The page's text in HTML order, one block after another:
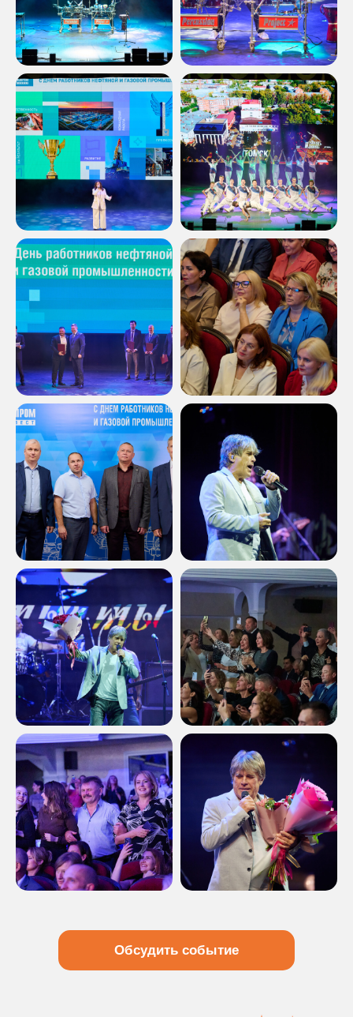
Обсудить событие
Сценарий, эмоции,
атмосфера — всё
продумано
Мы создаём события, которые
не просто проходят, а остаются
в памяти.
Хочу идею и бюджет
О нас
Пн-пт с 9:00-19:00
mail@proactive-event.ru
г. Томск, ул. Пушкина, 22 офис 2
Услуги
Портфолио
Новости
Прайс
Контакты
+7-952-804-40-78
Главная
Бриф